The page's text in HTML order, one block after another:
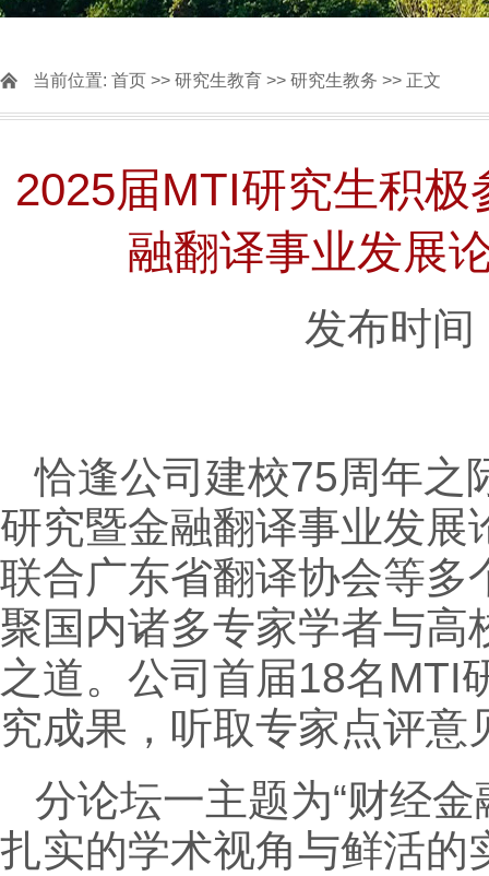
当前位置: 首页 >> 研究生教育 >> 研究生教务 >> 正文
2025届MTI研究生积
融翻译事业发展
发布时
恰逢公司建校75周年之
研究暨金融翻译事业发展
联合广东省翻译协会等多
聚国内诸多专家学者与高
之道。公司首届18名MTI
究成果，听取专家点评意
分论坛一主题为“财经
扎实的学术视角与鲜活的